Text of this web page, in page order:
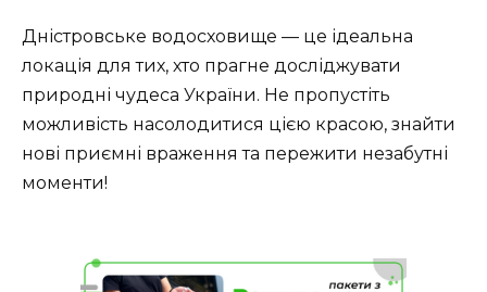
Дністровське водосховище — це ідеальна
локація для тих, хто прагне досліджувати
природні чудеса України. Не пропустіть
можливість насолодитися цією красою, знайти
нові приємні враження та пережити незабутні
моменти!